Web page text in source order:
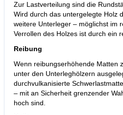
Zur Lastverteilung sind die
Wird durch das untergelegte Holz
weitere Unterleger – möglichst im
Verrollen des Holzes ist durch ein
Reibung
Wenn reibungserhöhende Matten
unter den Unterleghölzern
durchvulkanisierte
– mit an Sicherheit grenzender
hoch sind.